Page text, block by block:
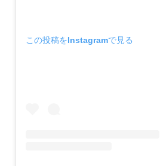
この投稿をInstagramで見る